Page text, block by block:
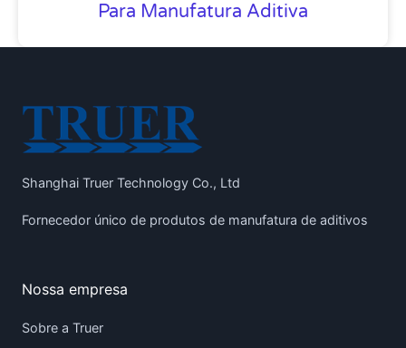
Para Manufatura Aditiva
Shanghai Truer Technology Co., Ltd
Fornecedor único de produtos de manufatura de aditivos
Nossa empresa
Sobre a Truer